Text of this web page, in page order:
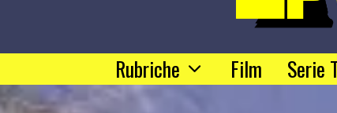
Rubriche Film Serie